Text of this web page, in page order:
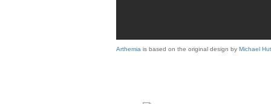
Arthemia is based on the original design by Michael